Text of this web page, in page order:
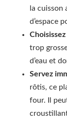
la cuisson
d’espace
trop
d’eau et
Servez
rôtis, ce
four. Il